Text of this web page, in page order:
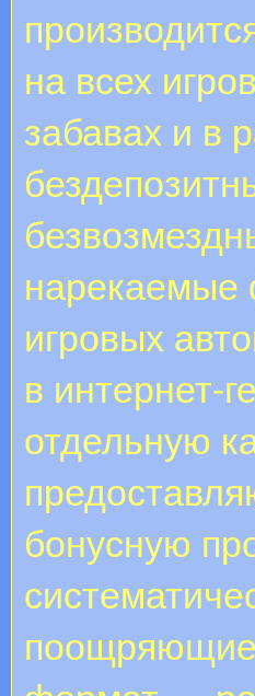
на всех
забавах и в
нарекаемые
игровых
в интернет-
отдельную
бонусную
поощряющие